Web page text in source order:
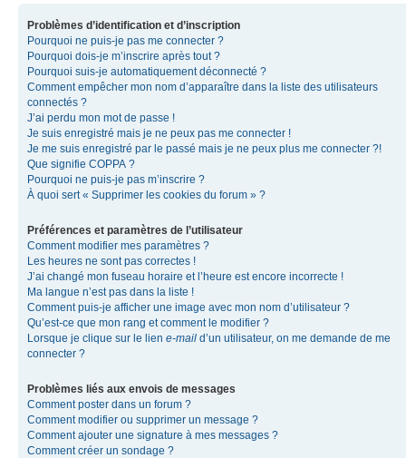
Problèmes d’identification et d’inscription
Pourquoi ne puis-je pas me connecter ?
Pourquoi dois-je m’inscrire après tout ?
Pourquoi suis-je automatiquement déconnecté ?
Comment empêcher mon nom d’apparaître dans la liste des utilisateurs
connectés ?
J’ai perdu mon mot de passe !
Je suis enregistré mais je ne peux pas me connecter !
Je me suis enregistré par le passé mais je ne peux plus me connecter ?!
Que signifie COPPA ?
Pourquoi ne puis-je pas m’inscrire ?
À quoi sert « Supprimer les cookies du forum » ?
Préférences et paramètres de l’utilisateur
Comment modifier mes paramètres ?
Les heures ne sont pas correctes !
J’ai changé mon fuseau horaire et l’heure est encore incorrecte !
Ma langue n’est pas dans la liste !
Comment puis-je afficher une image avec mon nom d’utilisateur ?
Qu’est-ce que mon rang et comment le modifier ?
Lorsque je clique sur le lien e-mail d’un utilisateur, on me demande de me
connecter ?
Problèmes liés aux envois de messages
Comment poster dans un forum ?
Comment modifier ou supprimer un message ?
Comment ajouter une signature à mes messages ?
Comment créer un sondage ?